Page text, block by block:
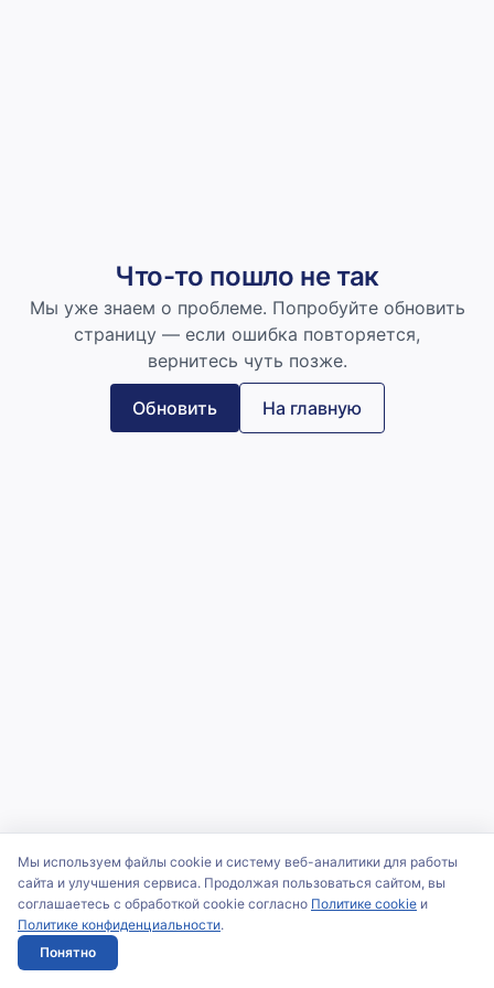
Что-то пошло не так
Мы уже знаем о проблеме. Попробуйте обновить
страницу — если ошибка повторяется,
вернитесь чуть позже.
Обновить На главную
Мы используем файлы cookie и систему веб-аналитики для работы
сайта и улучшения сервиса. Продолжая пользоваться сайтом, вы
соглашаетесь с обработкой cookie согласно Политике cookie и
Политике конфиденциальности.
Понятно